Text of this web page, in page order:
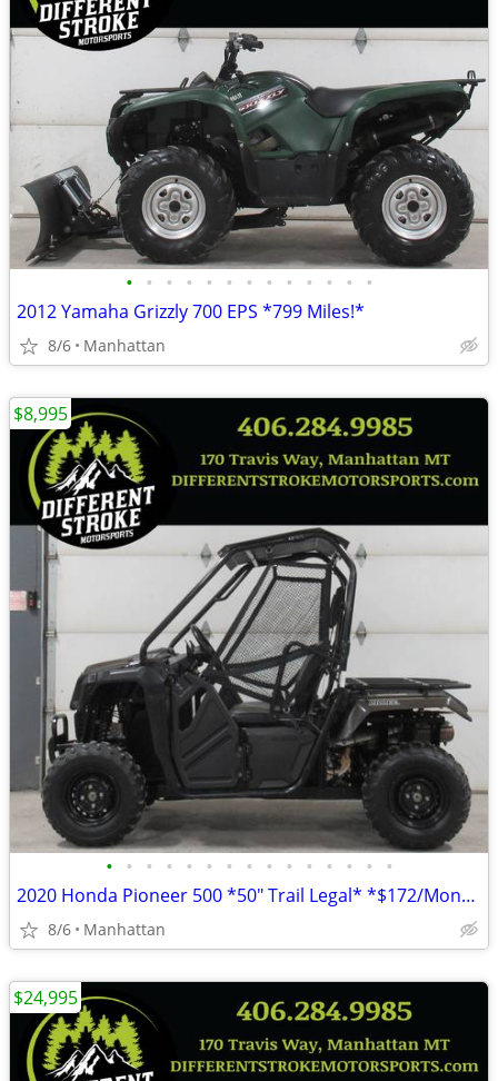
• • • • • • • • • • • • •
2012 Yamaha Grizzly 700 EPS *799 Miles!*
8/6 Manhattan
• • • • • • • • • • • • • • •
2020 Honda Pioneer 500 *50" Trail Legal* *$172/Month OAC $0 Down*
8/6 Manhattan
$8,995
$24,995